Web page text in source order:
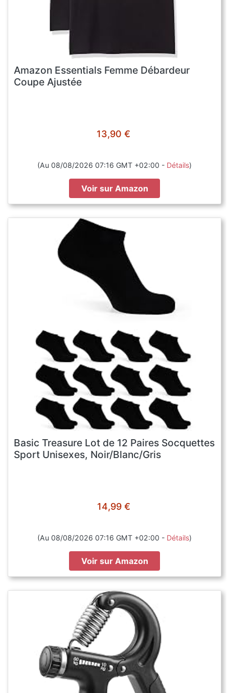
Amazon Essentials Femme Débardeur
Coupe Ajustée
13,90 €
(Au 08/08/2026 07:16 GMT +02:00 - Détails)
Voir sur Amazon
Basic Treasure Lot de 12 Paires Socquettes
Sport Unisexes, Noir/Blanc/Gris
14,99 €
(Au 08/08/2026 07:16 GMT +02:00 - Détails)
Voir sur Amazon